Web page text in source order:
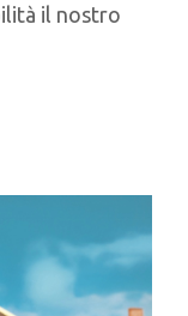
il nostro